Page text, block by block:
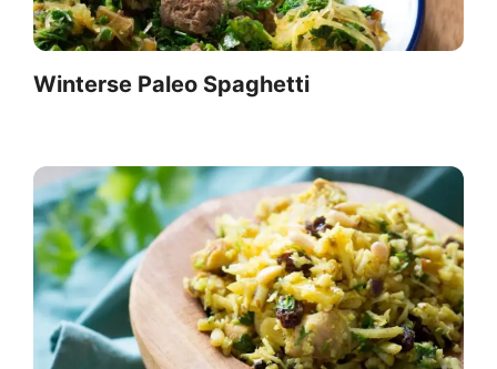
Winterse Paleo Spaghetti